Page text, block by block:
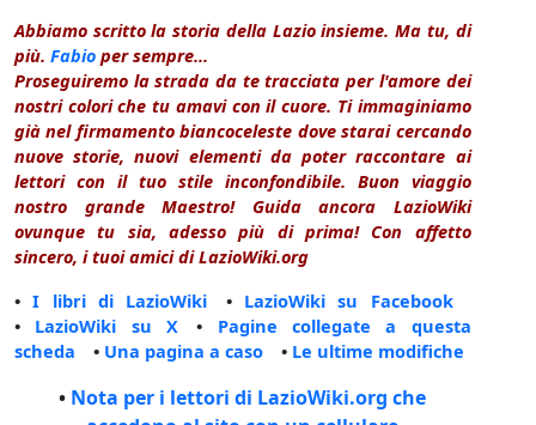
Abbiamo scritto la storia della Lazio insieme. Ma tu, di
più. Fabio per sempre...
Proseguiremo la strada da te tracciata per l'amore dei
nostri colori che tu amavi con il cuore. Ti immaginiamo
già nel firmamento biancoceleste dove starai cercando
nuove storie, nuovi elementi da poter raccontare ai
lettori con il tuo stile inconfondibile. Buon viaggio
nostro grande Maestro! Guida ancora LazioWiki
ovunque tu sia, adesso più di prima! Con affetto
sincero, i tuoi amici di LazioWiki.org
•I libri di LazioWiki • LazioWiki su Facebook
• LazioWiki su X • Pagine collegate a questa
scheda • Una pagina a caso • Le ultime modifiche
• Nota per i lettori di LazioWiki.org che